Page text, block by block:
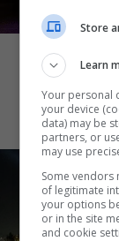
Conduit
Store
Learn
Your personal
your device
data) may be
partners, or
may use
Some
of legitimate
your options
or in the site
and cookie